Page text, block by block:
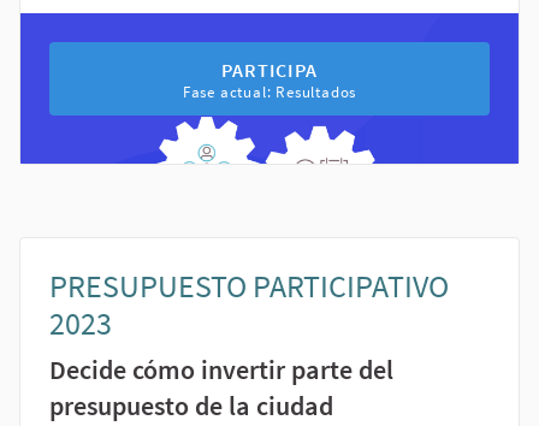
PARTICIPA EN EL PROCESO
PARTICIPA
Fase actual: Resultados
PRESUPUESTO PARTICIPATIVO
2023
Decide cómo invertir parte del
presupuesto de la ciudad